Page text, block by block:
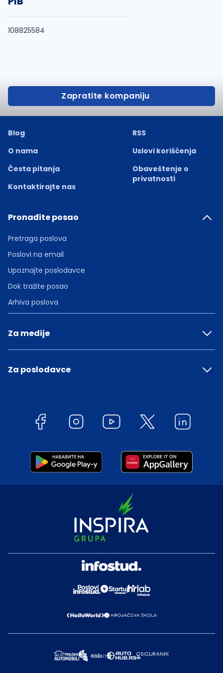
108825584
Zapratite kompaniju
Blog
O nama
Česta pitanja
Kontaktirajte nas
RSS
Uslovi korišćenja
Obaveštenje o
privatnosti
Pronađite posao
Pretraga poslova
Poslovi na email
Upoznajte poslodavce
Dok tražite posao
Arhiva poslova
Za medije
Za poslodavce